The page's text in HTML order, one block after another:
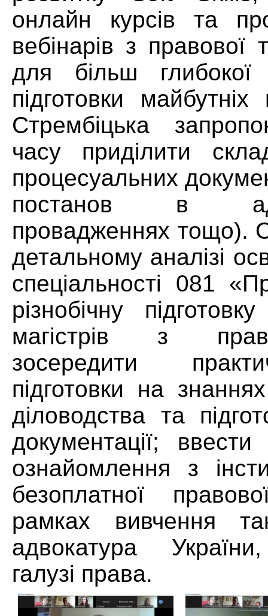
онлайн курсів та
вебінарів з правової
для більш глибокої
підготовки
Стрембіцька
часу приділити
процесуальних
постанов в
провадженнях тощо).
детальному аналізі
спеціальності 081
різнобічну
магістрів з
зосередити
підготовки на
діловодства та
документації;
ознайомлення з
безоплатної
рамках вивчення
адвокатура
галузі права.